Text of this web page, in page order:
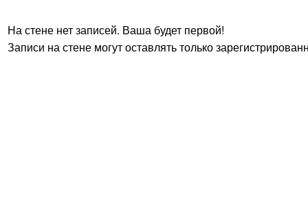
На стене нет записей. Ваша будет первой!
Записи на стене могут оставлять только